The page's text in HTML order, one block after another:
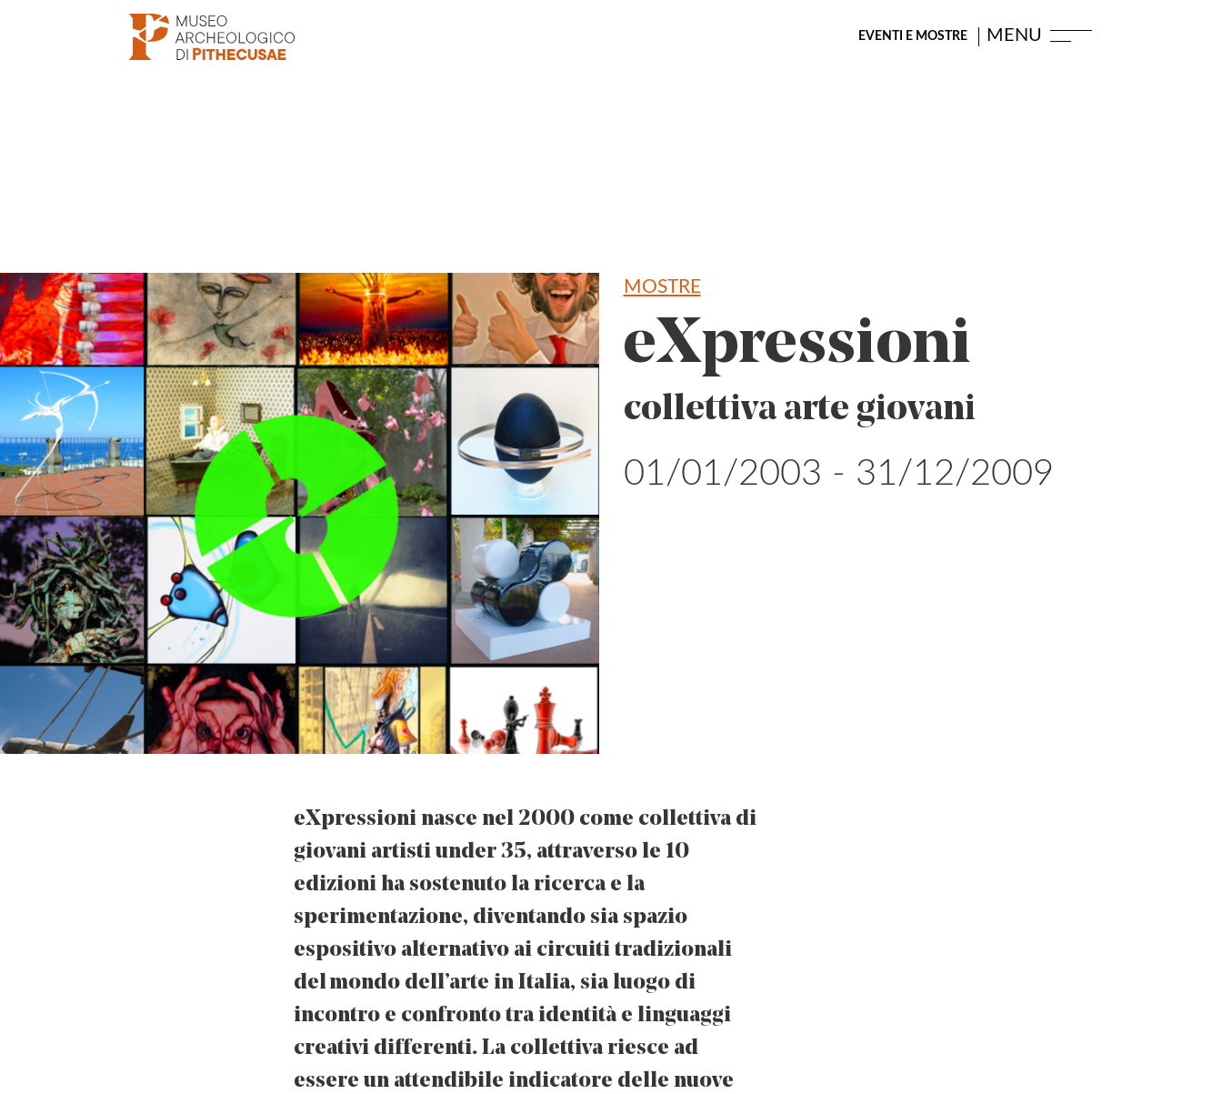
EVENTI E MOSTRE
MOSTRE
eXpressioni
collettiva arte giovani
01/01/2003 - 31/12/2009
eXpressioni nasce nel 2000 come collettiva di
giovani artisti under 35, attraverso le 10
edizioni ha sostenuto la ricerca e la
sperimentazione, diventando sia spazio
espositivo alternativo ai circuiti tradizionali
del mondo dell’arte in Italia, sia luogo di
incontro e confronto tra identità e linguaggi
creativi differenti. La collettiva riesce ad
essere un attendibile indicatore delle nuove